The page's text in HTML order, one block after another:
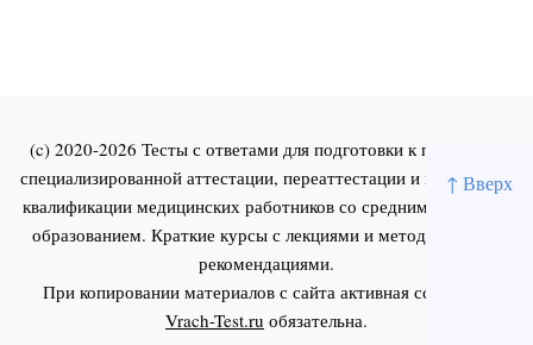
↑ Вверх
(c) 2020-2026 Тесты с ответами для подготовки к первичной
специализированной аттестации, переаттестации и повышения
квалификации медицинских работников со средним и высшим
образованием. Краткие курсы с лекциями и методическими
рекомендациями.
При копировании материалов с сайта активная ссылка на
Vrach-Test.ru обязательна.